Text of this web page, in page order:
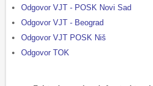
Odgovor VJT - POSK Novi Sad
Odgovor VJT - Beograd
Odgovor VJT POSK Niš
Odgovor TOK